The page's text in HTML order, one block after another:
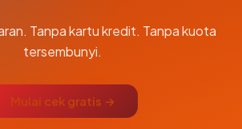
Tanpa kartu kredit. Tanpa kuota
tersembunyi.
Mulai cek gratis →